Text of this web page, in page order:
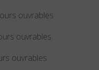
ouvrables
ouvrables
ouvrables